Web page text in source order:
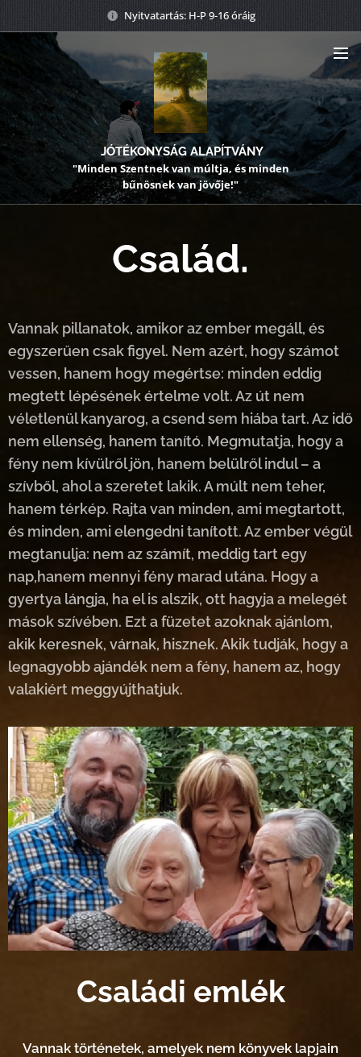
Nyitvatartás: H-P 9-16 óráig
JÓTÉKONYSÁG ALAPÍTVÁNY
"Minden Szentnek van múltja, és minden
bűnösnek van jövője!"
Család.
Vannak pillanatok, amikor az ember megáll, és
egyszerűen csak figyel. Nem azért, hogy számot
vessen, hanem hogy megértse: minden eddig
megtett lépésének értelme volt. Az út nem
véletlenül kanyarog, a csend sem hiába tart. Az idő
nem ellenség, hanem tanító. Megmutatja, hogy a
fény nem kívülről jön, hanem belülről indul – a
szívből, ahol a szeretet lakik. A múlt nem teher,
hanem térkép. Rajta van minden, ami megtartott,
és minden, ami elengedni tanított. Az ember végül
megtanulja: nem az számít, meddig tart egy
nap,hanem mennyi fény marad utána. Hogy a
gyertya lángja, ha el is alszik, ott hagyja a melegét
mások szívében. Ezt a füzetet azoknak ajánlom,
akik keresnek, várnak, hisznek. Akik tudják, hogy a
legnagyobb ajándék nem a fény, hanem az, hogy
valakiért meggyújthatjuk.
Családi emlék
Vannak történetek, amelyek nem könyvek lapjain